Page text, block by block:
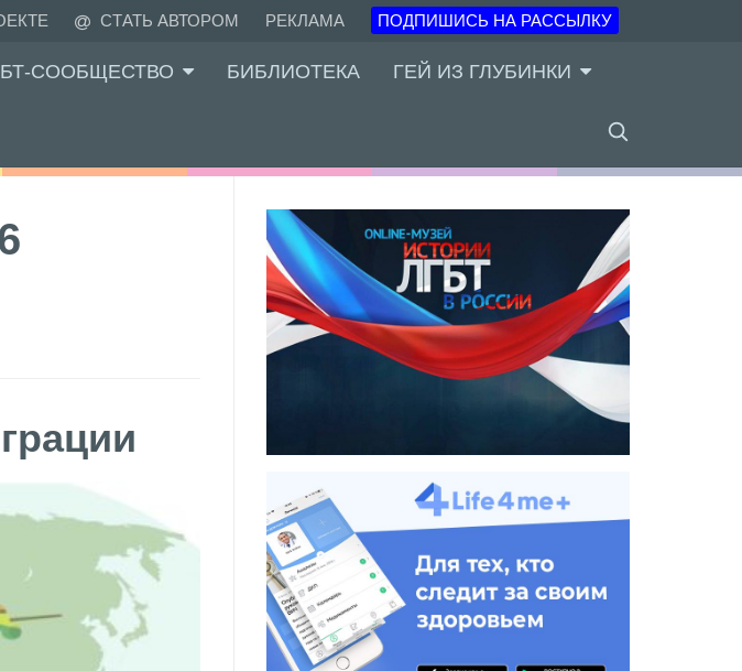
СТАТЬ АВТОРОМ РЕКЛАМА ПОДПИШИСЬ НА РАССЫЛКУ
СООБЩЕСТВО БИБЛИОТЕКА ГЕЙ ИЗ ГЛУБИНКИ